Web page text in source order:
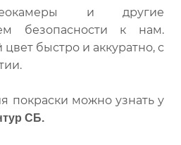
и другие
безопасности к нам.
быстро и аккуратно, с
покраски можно узнать у
СБ.